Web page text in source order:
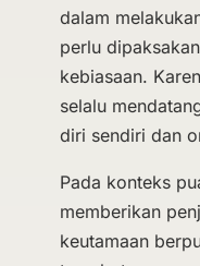
dalam
perlu
kebiasaan.
selalu
diri sendiri dan
Pada konteks
memberikan
keutamaan